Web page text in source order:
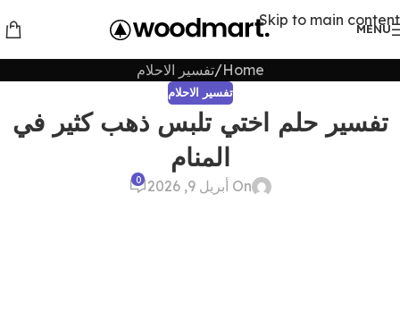
Skip to main content
MENU
Home تفسير الاحلام
تفسير الاحلام
تفسير حلم اختي تلبس ذهب كثير في
المنام
On أبريل 9, 2026 0